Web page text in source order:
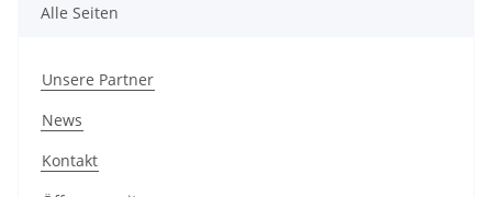
Alle Seiten
Unsere Partner
News
Kontakt